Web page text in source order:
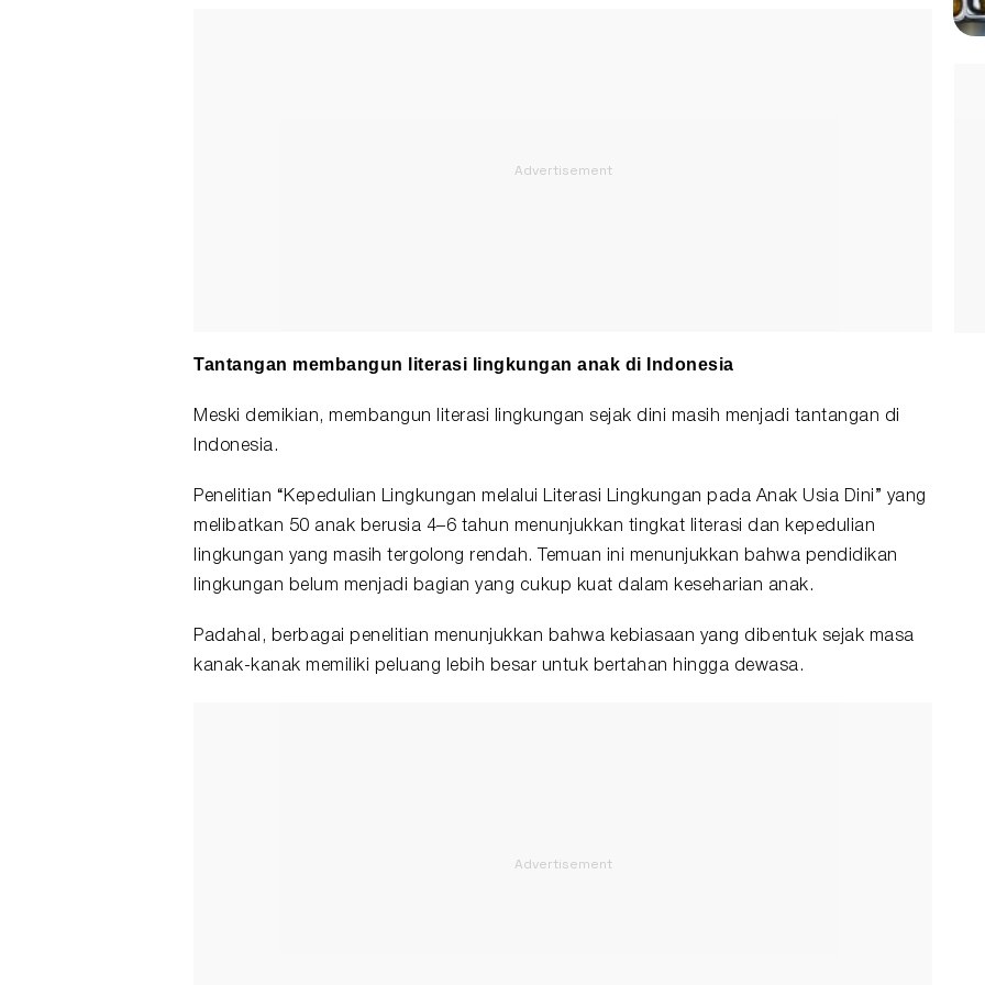
Tantangan membangun literasi lingkungan anak di Indonesia
Meski demikian, membangun literasi lingkungan sejak dini masih menjadi tantangan di
Indonesia.
Penelitian “Kepedulian Lingkungan melalui Literasi Lingkungan pada Anak Usia Dini” yang
melibatkan 50 anak berusia 4–6 tahun menunjukkan tingkat literasi dan kepedulian
lingkungan yang masih tergolong rendah. Temuan ini menunjukkan bahwa pendidikan
lingkungan belum menjadi bagian yang cukup kuat dalam keseharian anak.
Padahal, berbagai penelitian menunjukkan bahwa kebiasaan yang dibentuk sejak masa
kanak-kanak memiliki peluang lebih besar untuk bertahan hingga dewasa.